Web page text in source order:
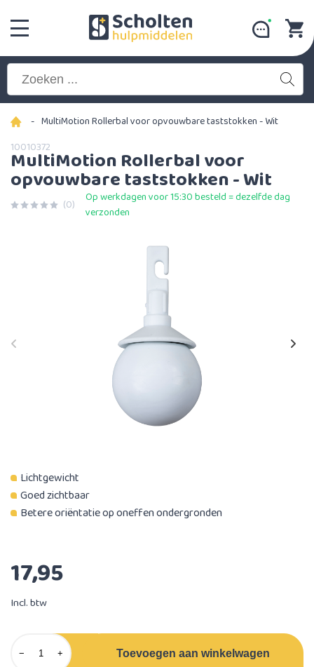
- MultiMotion Rollerbal voor opvouwbare taststokken - Wit
10010372
MultiMotion Rollerbal voor
opvouwbare taststokken - Wit
(0)
Op werkdagen voor 15:30 besteld = dezelfde dag
verzonden
Lichtgewicht
Goed zichtbaar
Betere oriëntatie op oneffen ondergronden
17,95
Incl. btw
− + Toevoegen aan winkelwagen